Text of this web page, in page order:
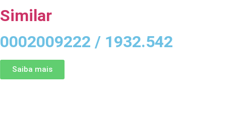
Similar
0002009222 / 1932.542
Saiba mais